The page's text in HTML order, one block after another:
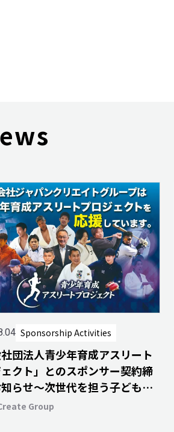
Sponsorship Activities
社団法人青少年育成アスリート
クト」とのスポンサー契約締
らせ～次世代を担う子どもた
ーツを通じて輝ける未来へ～
Group